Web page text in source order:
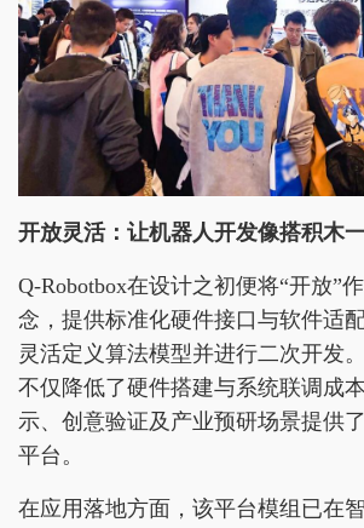
开放灵活：让机器人开发像搭积木
Q-Robotbox在设计之初便将“开放”
念，提供标准化硬件接口与软件适
灵活定义算法模型并进行二次开发
不仅降低了硬件搭建与系统联调成
示、创意验证及产业预研场景提供
平台。
在应用落地方面，该平台模组已在